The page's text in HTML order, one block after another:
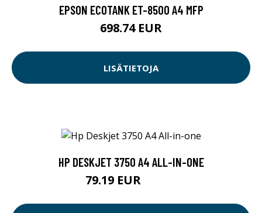
EPSON ECOTANK ET-8500 A4 MFP
698.74 EUR
LISÄTIETOJA
HP DESKJET 3750 A4 ALL-IN-ONE
79.19 EUR